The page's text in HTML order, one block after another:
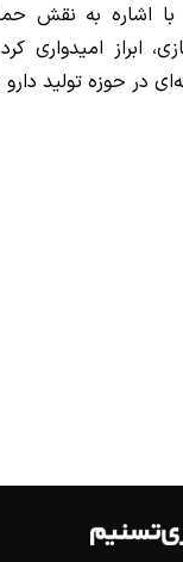
با اشاره به نقش
ابراز امیدواری
در حوزه تولید